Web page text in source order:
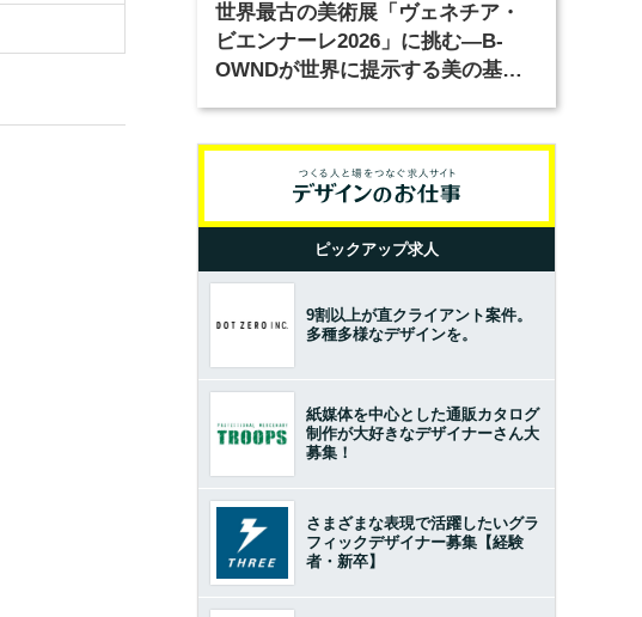
世界最古の美術展「ヴェネチア・
ビエンナーレ2026」に挑む―B-
OWNDが世界に提示する美の基準
ピックアップ求人
9割以上が直クライアント案件。
多種多様なデザインを。
紙媒体を中心とした通販カタログ
制作が大好きなデザイナーさん大
募集！
さまざまな表現で活躍したいグラ
フィックデザイナー募集【経験
者・新卒】